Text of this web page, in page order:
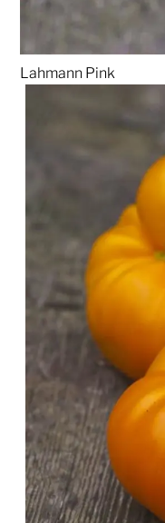
Lahmann Pink